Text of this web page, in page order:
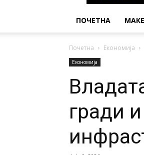
ПОЧЕТНА
Почетна Економија
Економија
гради